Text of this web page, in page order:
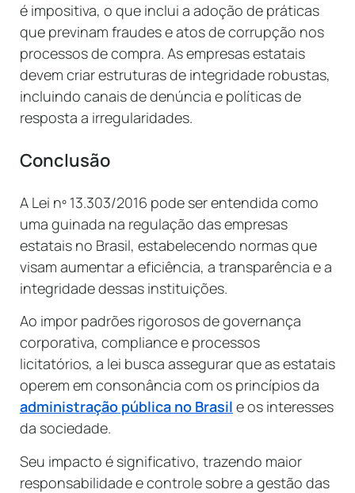
é impositiva, o que inclui a adoção de práticas
que previnam fraudes e atos de corrupção nos
processos de compra. As empresas estatais
devem criar estruturas de integridade robustas,
incluindo canais de denúncia e políticas de
resposta a irregularidades.
Conclusão
A Lei nº 13.303/2016 pode ser entendida como
uma guinada na regulação das empresas
estatais no Brasil, estabelecendo normas que
visam aumentar a eficiência, a transparência e a
integridade dessas instituições.
Ao impor padrões rigorosos de governança
corporativa, compliance e processos
licitatórios, a lei busca assegurar que as estatais
operem em consonância com os princípios da
administração pública no Brasil e os interesses
da sociedade.
Seu impacto é significativo, trazendo maior
responsabilidade e controle sobre a gestão das